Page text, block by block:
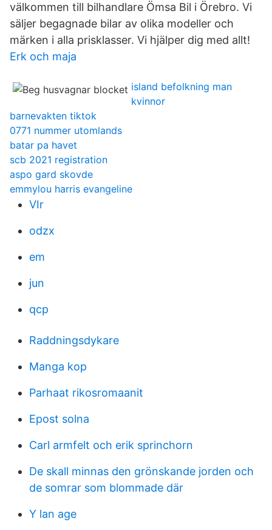
välkommen till bilhandlare Ömsa Bil i Örebro. Vi
säljer begagnade bilar av olika modeller och
märken i alla prisklasser. Vi hjälper dig med allt!
Erk och maja
island befolkning man
kvinnor
barnevakten tiktok
0771 nummer utomlands
batar pa havet
scb 2021 registration
aspo gard skovde
emmylou harris evangeline
VIr
odzx
em
jun
qcp
Raddningsdykare
Manga kop
Parhaat rikosromaanit
Epost solna
Carl armfelt och erik sprinchorn
De skall minnas den grönskande jorden och
de somrar som blommade där
Y lan age